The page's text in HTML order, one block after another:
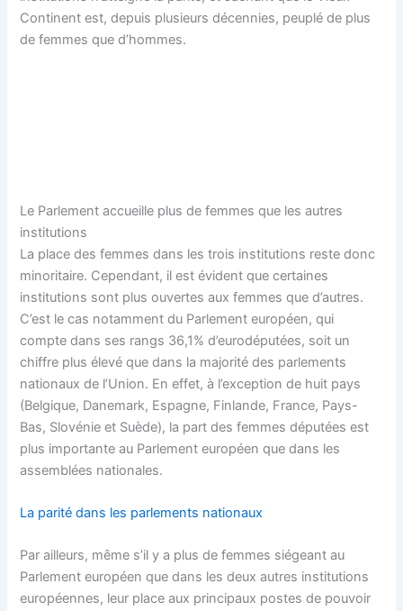
Continent est, depuis plusieurs décennies, peuplé de plus
de femmes que d’hommes.
Le Parlement accueille plus de femmes que les autres
institutions
La place des femmes dans les trois institutions reste donc
minoritaire. Cependant, il est évident que certaines
institutions sont plus ouvertes aux femmes que d’autres.
C’est le cas notamment du Parlement européen, qui
compte dans ses rangs 36,1% d’eurodéputées, soit un
chiffre plus élevé que dans la majorité des parlements
nationaux de l’Union. En effet, à l’exception de huit pays
(Belgique, Danemark, Espagne, Finlande, France, Pays-
Bas, Slovénie et Suède), la part des femmes députées est
plus importante au Parlement européen que dans les
assemblées nationales.
La parité dans les parlements nationaux
Par ailleurs, même s’il y a plus de femmes siégeant au
Parlement européen que dans les deux autres institutions
européennes, leur place aux principaux postes de pouvoir